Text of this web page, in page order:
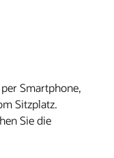
sind, um jede
zu steigern und
Smartphone,
Sitzplatz.
Sie die